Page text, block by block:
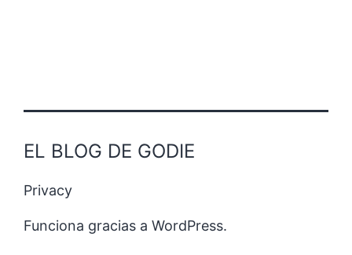
EL BLOG DE GODIE
Privacy
Funciona gracias a WordPress.